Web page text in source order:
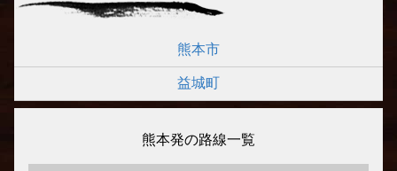
熊本市
益城町
熊本発の路線一覧